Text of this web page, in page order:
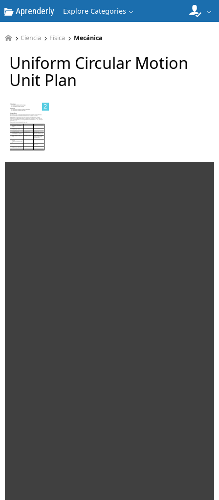
Aprenderly Explore Categories
Ciencia Física Mecánica
Uniform Circular Motion
Unit Plan
1
2